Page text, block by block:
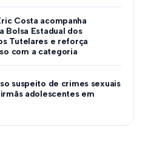
Costa acompanha
Bolsa Estadual dos
Tutelares e reforça
com a categoria
suspeito de crimes sexuais
adolescentes em